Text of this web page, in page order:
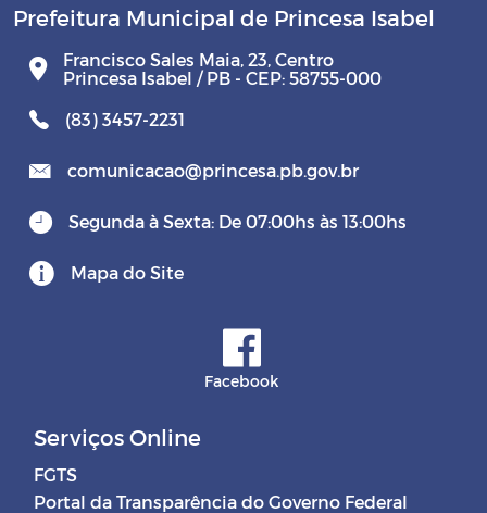
Prefeitura Municipal de Princesa Isabel
Francisco Sales Maia, 23, Centro
Princesa Isabel / PB - CEP: 58755-000
(83) 3457-2231
comunicacao@princesa.pb.gov.br
Segunda à Sexta: De 07:00hs às 13:00hs
Mapa do Site
Facebook
Serviços Online
FGTS
Portal da Transparência do Governo Federal